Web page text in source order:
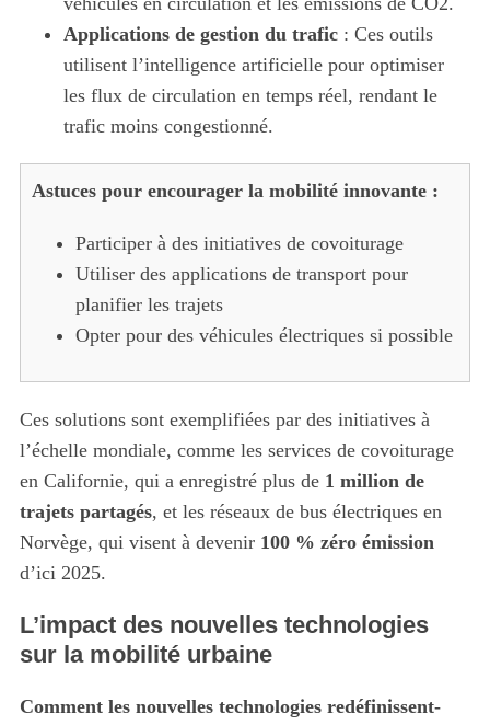
Applications de gestion du trafic: Ces outils
utilisent l’intelligence artificielle pour optimiser
les flux de circulation en temps réel, rendant le
trafic moins congestionné.
Astuces pour encourager la mobilité innovante :
Participer à des initiatives de covoiturage
Utiliser des applications de transport pour
planifier les trajets
Opter pour des véhicules électriques si possible
Ces solutions sont exemplifiées par des initiatives à
l’échelle mondiale, comme les services de covoiturage
en Californie, qui a enregistré plus de 1 million de
trajets partagés, et les réseaux de bus électriques en
Norvège, qui visent à devenir 100 % zéro émission
d’ici 2025.
L’impact des nouvelles technologies
sur la mobilité urbaine
Comment les nouvelles technologies redéfinissent-